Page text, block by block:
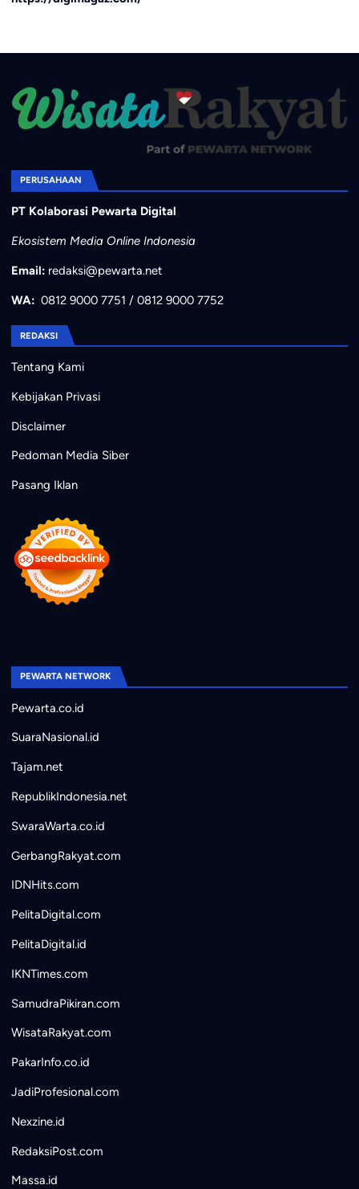
PERUSAHAAN
PT Kolaborasi Pewarta Digital
Ekosistem Media Online Indonesia
Email: redaksi@pewarta.net
WA: 0812 9000 7751 / 0812 9000 7752
REDAKSI
Tentang Kami
Kebijakan Privasi
Disclaimer
Pedoman Media Siber
Pasang Iklan
PEWARTA NETWORK
Pewarta.co.id
SuaraNasional.id
Tajam.net
RepublikIndonesia.net
SwaraWarta.co.id
GerbangRakyat.com
IDNHits.com
PelitaDigital.com
PelitaDigital.id
IKNTimes.com
SamudraPikiran.com
WisataRakyat.com
PakarInfo.co.id
JadiProfesional.com
Nexzine.id
RedaksiPost.com
Massa.id